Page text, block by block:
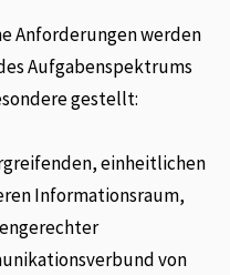
Anforderungen werden
Aufgabenspektrums
gestellt:
einheitlichen
Informationsraum,
von